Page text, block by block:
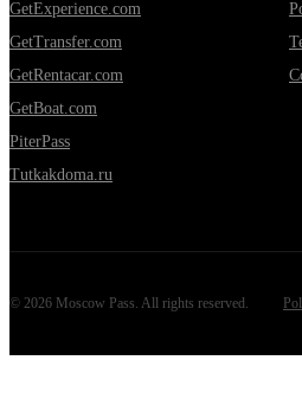
GetExperience.com
GetTransfer.com
GetRentacar.com
GetBoat.com
PiterPass
Tutkakdoma.ru
© 2026 Moscow Pass . All rights reserved.